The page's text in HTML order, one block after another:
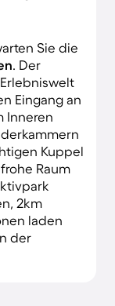
Sie die
. Der
Eingang an
Inneren
Kuppel
Raum
2km
laden
der